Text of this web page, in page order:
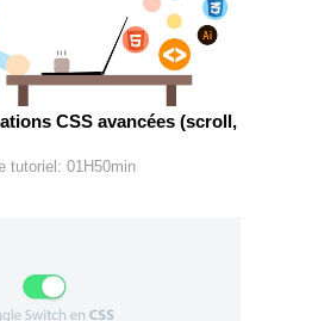
CSS avancées (scroll,
tutoriel: 01H50min